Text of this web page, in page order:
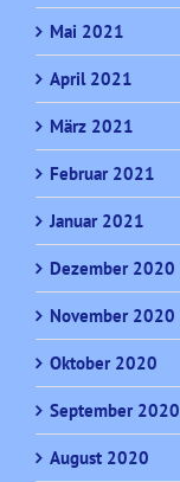
Mai 2021
April 2021
März 2021
Februar 2021
Januar 2021
Dezember 2020
November 2020
Oktober 2020
September 2020
August 2020